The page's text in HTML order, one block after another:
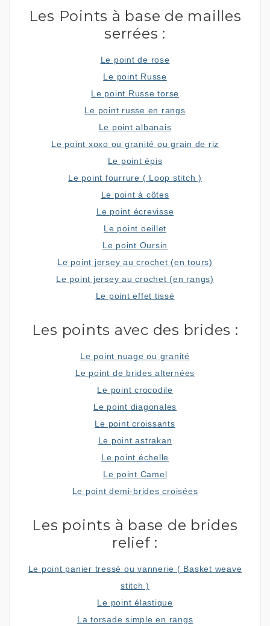
Les Points à base de mailles
serrées :
Le point de rose
Le point Russe
Le point Russe torse
Le point russe en rangs
Le point albanais
Le point xoxo ou granité ou grain de riz
Le point épis
Le point fourrure ( Loop stitch )
Le point à côtes
Le point écrevisse
Le point oeillet
Le point Oursin
Le point jersey au crochet (en tours)
Le point jersey au crochet (en rangs)
Le point effet tissé
Les points avec des brides :
Le point nuage ou granité
Le point de brides alternées
Le point crocodile
Le point diagonales
Le point croissants
Le point astrakan
Le point échelle
Le point Camel
Le point demi-brides croisées
Les points à base de brides
relief :
Le point panier tressé ou vannerie ( Basket weave
stitch )
Le point élastique
La torsade simple en rangs